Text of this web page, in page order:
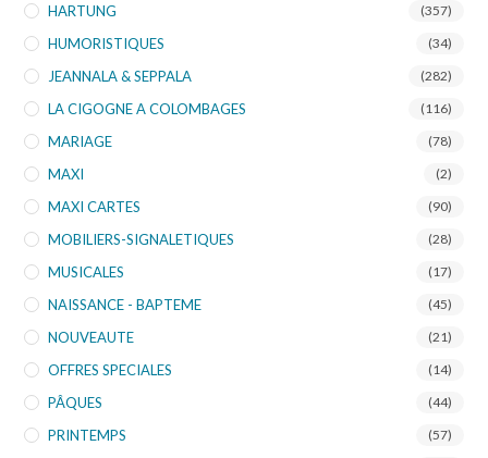
HARTUNG (357)
HUMORISTIQUES (34)
JEANNALA & SEPPALA (282)
LA CIGOGNE A COLOMBAGES (116)
MARIAGE (78)
MAXI (2)
MAXI CARTES (90)
MOBILIERS-SIGNALETIQUES (28)
MUSICALES (17)
NAISSANCE - BAPTEME (45)
NOUVEAUTE (21)
OFFRES SPECIALES (14)
PÂQUES (44)
PRINTEMPS (57)